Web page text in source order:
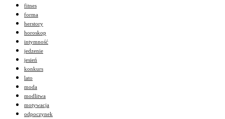
fitnes
forma
herstory
horoskop
intymność
jedzenie
jesień
konkurs
lato
moda
modlitwa
motywacja
odpoczynek